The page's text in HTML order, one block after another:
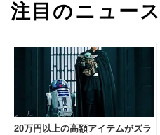
注目のニュース
20万円以上の高額アイテムがズラ